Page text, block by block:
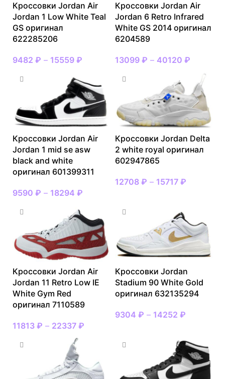
Кроссовки Jordan Air
Jordan 1 Low White Teal
GS оригинал
622285206
9482 ₽ – 15559 ₽
Кроссовки Jordan Air
Jordan 6 Retro Infrared
White GS 2014 оригинал
6204589
13099 ₽ – 40120 ₽
Кроссовки Jordan Air
Jordan 1 mid se asw
black and white
оригинал 601399311
9590 ₽ – 18294 ₽
Кроссовки Jordan Delta
2 white royal оригинал
602947865
12708 ₽ – 15717 ₽
Кроссовки Jordan Air
Jordan 11 Retro Low IE
White Gym Red
оригинал 7110589
11813 ₽ – 22337 ₽
Кроссовки Jordan
Stadium 90 White Gold
оригинал 632135294
9304 ₽ – 14252 ₽